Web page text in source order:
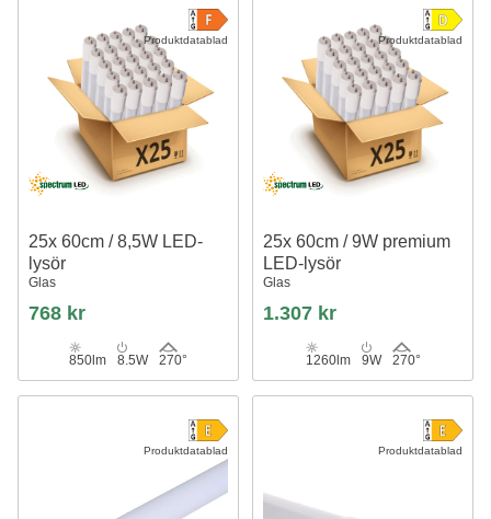
Produktdatablad
25x 60cm / 8,5W LED-
lysör
Glas
768 kr
850lm 8.5W 270°
Produktdatablad
25x 60cm / 9W premium
LED-lysör
Glas
1.307 kr
1260lm 9W 270°
Produktdatablad Produktdatablad